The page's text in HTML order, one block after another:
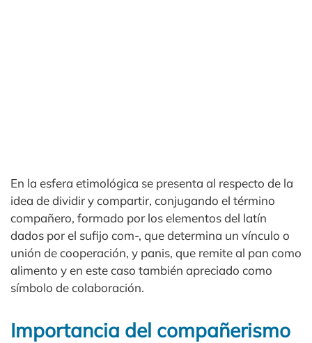
En la esfera etimológica se presenta al respecto de la
idea de dividir y compartir, conjugando el término
compañero, formado por los elementos del latín
dados por el sufijo com-, que determina un vínculo o
unión de cooperación, y panis, que remite al pan como
alimento y en este caso también apreciado como
símbolo de colaboración.
Importancia del compañerismo